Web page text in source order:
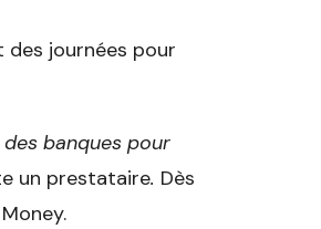
journées pour
banques pour
un prestataire. Dès